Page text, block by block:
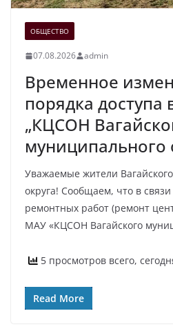
ОБЩЕСТВО
07.08.2026 admin
Временное
порядка
„КЦСОН
муниципального
Уважаемые жители
округа! Сообщаем, что в
ремонтных работ (ремонт
МАУ «КЦСОН Вагайского
5 просмотров всего,
Read More